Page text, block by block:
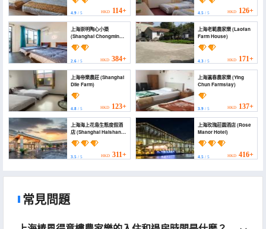
4.9 / 5 HKD 114+ 4.5/ 5 HKD 126+
上海崇明陶心小築
(Shanghai Chongming
Taoxin Homestay)
2.6 / 5 HKD 384+
上海老範農家樂 (Laofan
Farm House)
4.3/ 5 HKD 171+
上海帝樂農莊 (Shanghai
Dile Farm)
4.8 / 5 HKD 123+
上海瀛春農家樂 (Ying
Chun Farmstay)
3.9/ 5 HKD 137+
上海海上花島生態度假酒
店 (Shanghai Haishang
Huadao Ecological
Holiday Hotel)
3.5 / 5 HKD 311+
上海玫瑰莊園酒店 (Rose
Manor Hotel)
4.5/ 5 HKD 416+
常見問題